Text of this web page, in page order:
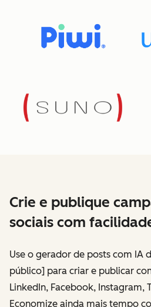
Crie e publique
sociais com
Use o gerador de posts com IA
público] para criar e publicar
LinkedIn, Facebook, Instagram,
Economize ainda mais tempo